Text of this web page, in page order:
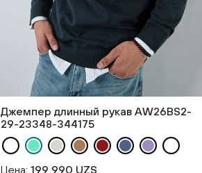
Джемпер длинный рукав AW26BS2-
29-23348-344175
Цена: 199 990 UZS